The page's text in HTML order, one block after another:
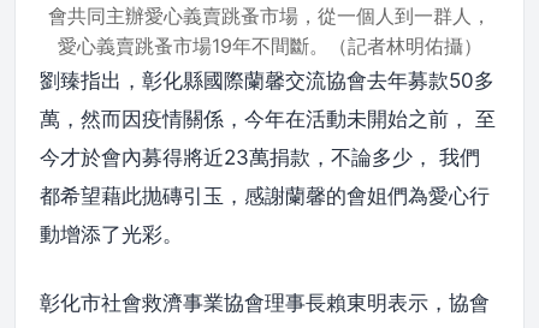
會共同主辦愛心義賣跳蚤市場，從一個人到一群人，
愛心義賣跳蚤市場19年不間斷。（記者林明佑攝）
劉臻指出，彰化縣國際蘭馨交流協會去年募款50多
萬，然而因疫情關係，今年在活動未開始之前， 至
今才於會內募得將近23萬捐款，不論多少， 我們
都希望藉此抛磚引玉，感謝蘭馨的會姐們為愛心行
動增添了光彩。
彰化市社會救濟事業協會理事長賴東明表示，協會